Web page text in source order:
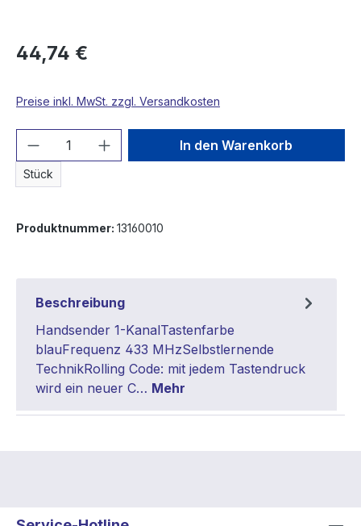
44,74 €
Preise inkl. MwSt. zzgl. Versandkosten
Produkt Anzahl: Gib den
Stück
In den Warenkorb
Produktnummer: 13160010
Beschreibung
Handsender 1-KanalTastenfarbe
blauFrequenz 433 MHzSelbstlernende
TechnikRolling Code: mit jedem Tastendruck
wird ein neuer C… Mehr